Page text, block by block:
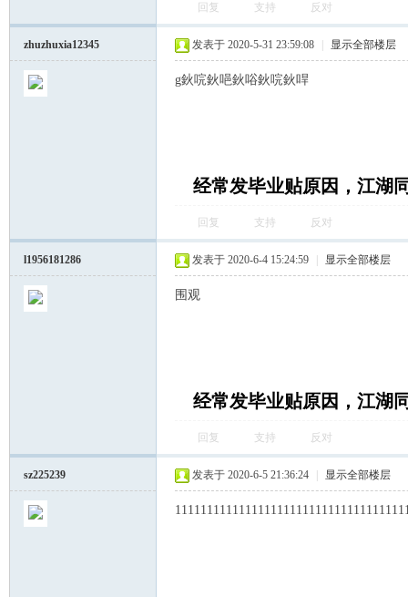
回复 支持 反对
zhuzhuxia12345 发表于 2020-5-31 23:59:08 显示全部楼层
g鈥唍鈥唈鈥唂鈥唍鈥哻
经常发毕业贴原因，江湖
回复 支持 反对
l1956181286 发表于 2020-6-4 15:24:59 显示全部楼层
围观
经常发毕业贴原因，江湖
回复 支持 反对
sz225239 发表于 2020-6-5 21:36:24 显示全部楼层